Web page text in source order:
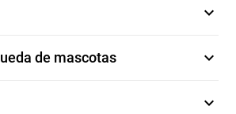
expand_more
de mascotas expand_more
expand_more